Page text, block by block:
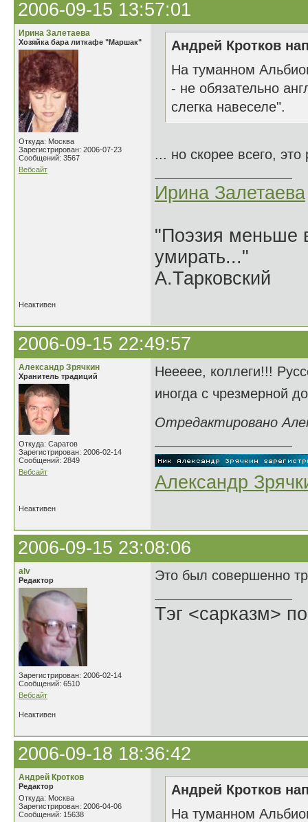
2006-09-15 13:57:01
Ирина Залетаева
Хозяйка бара литкафе "Маршак"
Откуда: Москва
Зарегистрирован: 2006-07-23
Сообщений: 3567
Вебсайт
Андрей Кротков
На туманном
- не обязательно
слегка навеселе".
... но скорее всего,
Ирина Залетаева
"Поэзия меньше
умирать..."
А.Тарковский
Неактивен
2006-09-15 22:49:57
Александр Зрячкин
Хранитель традиций
Откуда: Саратов
Зарегистрирован: 2006-02-14
Сообщений: 2849
Вебсайт
Неееее, коллеги!!!
иногда с чрезмерной
Отредактировано
Александр
Неактивен
2006-09-15 23:08:06
alv
Редактор
Зарегистрирован: 2006-02-14
Сообщений: 6510
Вебсайт
Это был совершенно
Тэг <сарказм>
Неактивен
2006-09-18 18:36:42
Андрей Кротков
Редактор
Откуда: Москва
Зарегистрирован: 2006-04-06
Сообщений: 15638
Андрей Кротков
На туманном